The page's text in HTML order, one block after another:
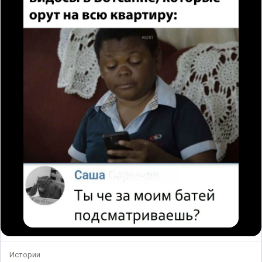
Истории